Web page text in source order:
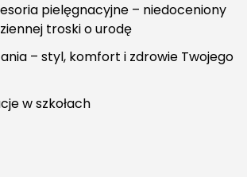
pielęgnacyjne – niedoceniony
troski o urodę
– styl, komfort i zdrowie Twojego
w szkołach